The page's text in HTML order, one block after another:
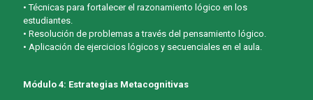
• Técnicas para fortalecer el razonamiento lógico en los
estudiantes.
• Resolución de problemas a través del pensamiento lógico.
• Aplicación de ejercicios lógicos y secuenciales en el aula.
Módulo 4: Estrategias Metacognitivas